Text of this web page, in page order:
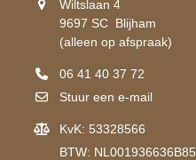
Wiltslaan 4
9697 SC Blijham
(alleen op afspraak)
06 41 40 37 72
Stuur een e-mail
KvK: 53328566
BTW: NL001936636B85